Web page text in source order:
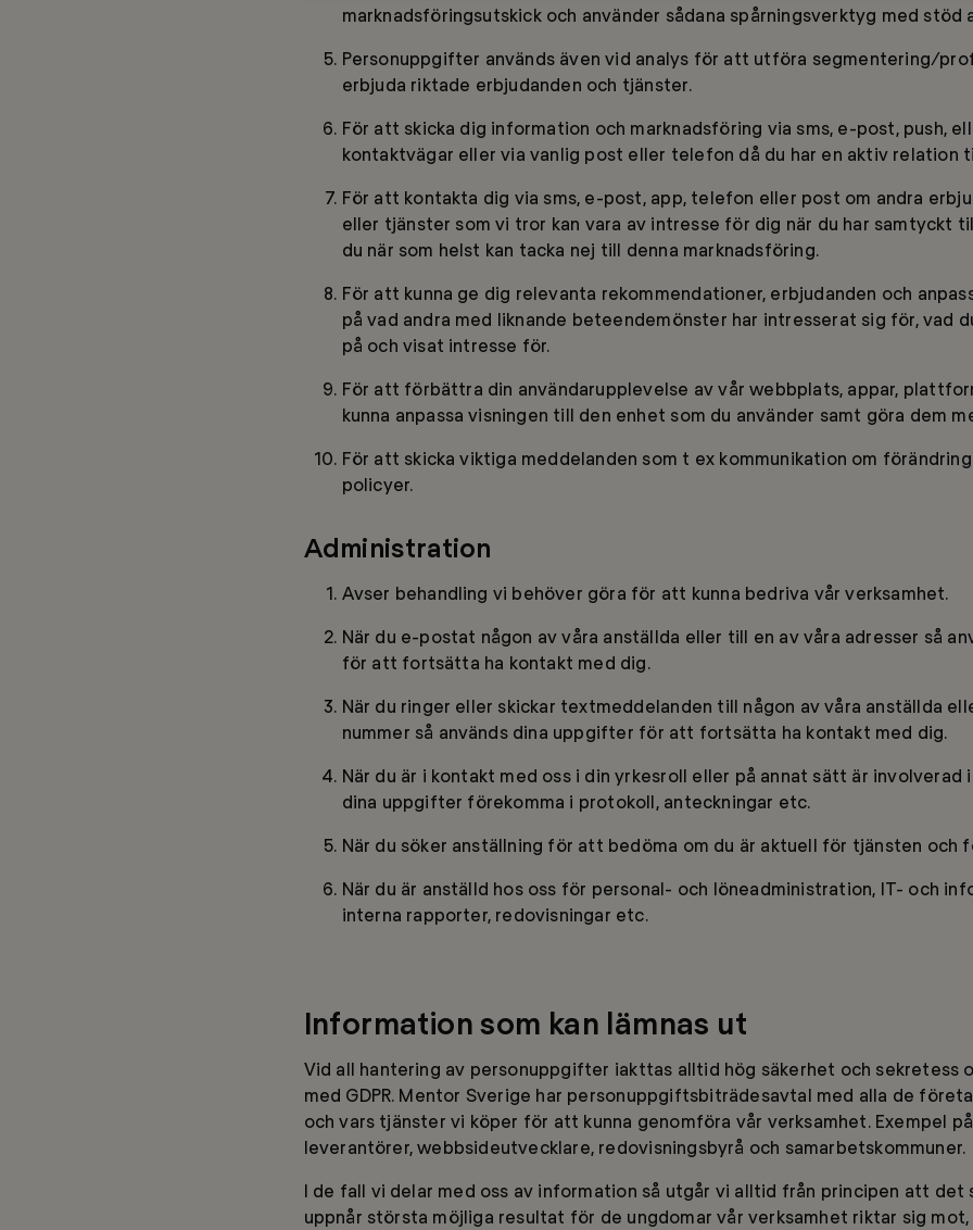
marknadsföringsutskick och använder sådana spårningsverktyg med stöd
Personuppgifter används även vid analys för att utföra segmentering/
erbjuda riktade erbjudanden och tjänster.
För att skicka dig information och marknadsföring via sms, e-post, push,
kontaktvägar eller via vanlig post eller telefon då du har en aktiv relation
För att kontakta dig via sms, e-post, app, telefon eller post om andra
eller tjänster som vi tror kan vara av intresse för dig när du har samtyckt
du när som helst kan tacka nej till denna marknadsföring.
För att kunna ge dig relevanta rekommendationer, erbjudanden och
på vad andra med liknande beteendemönster har intresserat sig för, vad
på och visat intresse för.
För att förbättra din användarupplevelse av vår webbplats, appar,
kunna anpassa visningen till den enhet som du använder samt göra dem
För att skicka viktiga meddelanden som t ex kommunikation om
policyer.
Administration
Avser behandling vi behöver göra för att kunna bedriva vår verksamhet.
När du e-postat någon av våra anställda eller till en av våra adresser så
för att fortsätta ha kontakt med dig.
När du ringer eller skickar textmeddelanden till någon av våra anställda
nummer så används dina uppgifter för att fortsätta ha kontakt med dig.
När du är i kontakt med oss i din yrkesroll eller på annat sätt är involverad
dina uppgifter förekomma i protokoll, anteckningar etc.
När du söker anställning för att bedöma om du är aktuell för tjänsten och
När du är anställd hos oss för personal- och löneadministration, IT- och
interna rapporter, redovisningar etc.
Information som kan lämnas ut
Vid all hantering av personuppgifter iakttas alltid hög säkerhet och sekretess
med GDPR. Mentor Sverige har personuppgiftsbiträdesavtal med alla de
och vars tjänster vi köper för att kunna genomföra vår verksamhet. Exempel
leverantörer, webbsideutvecklare, redovisningsbyrå och samarbetskommuner.
I de fall vi delar med oss av information så utgår vi alltid från principen att det
uppnår största möjliga resultat för de ungdomar vår verksamhet riktar sig mot,